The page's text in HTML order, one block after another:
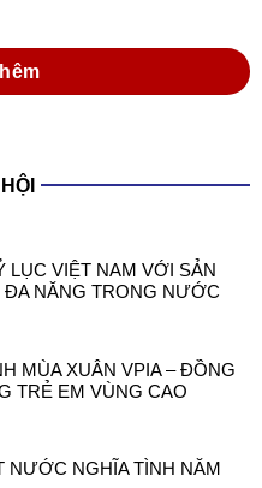
LỤC VIỆT NAM VỚI SẢN
ĐA NĂNG TRONG NƯỚC
MÙA XUÂN VPIA – ĐỒNG
TRẺ EM VÙNG CAO
NƯỚC NGHĨA TÌNH NĂM